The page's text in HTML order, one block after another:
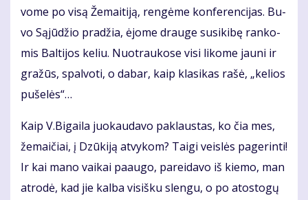
vo­me po vi­są Že­mai­ti­ją, ren­gė­me kon­fe­ren­ci­jas. Bu­
vo Są­jū­džio pra­džia, ėjo­me drau­ge su­si­ki­bę ran­ko­
mis Bal­ti­jos ke­liu. Nuo­trau­ko­se vi­si li­ko­me jau­ni ir
gra­žūs, spal­vo­ti, o da­bar, kaip kla­si­kas ra­šė, „ke­lios
pu­še­lės“…
Kaip V.Bi­gai­la juo­kau­da­vo pa­klaus­tas, ko čia mes,
že­mai­čiai, į Dzū­ki­ją at­vy­kom? Tai­gi veis­lės pa­ge­rin­ti!
Ir kai ma­no vai­kai pa­au­go, par­ei­da­vo iš kie­mo, man
at­ro­dė, kad jie kal­ba vi­siš­ku slen­gu, o po atos­to­gų